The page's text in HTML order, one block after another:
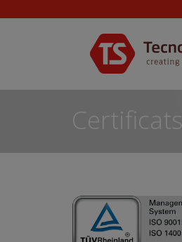
Certificats